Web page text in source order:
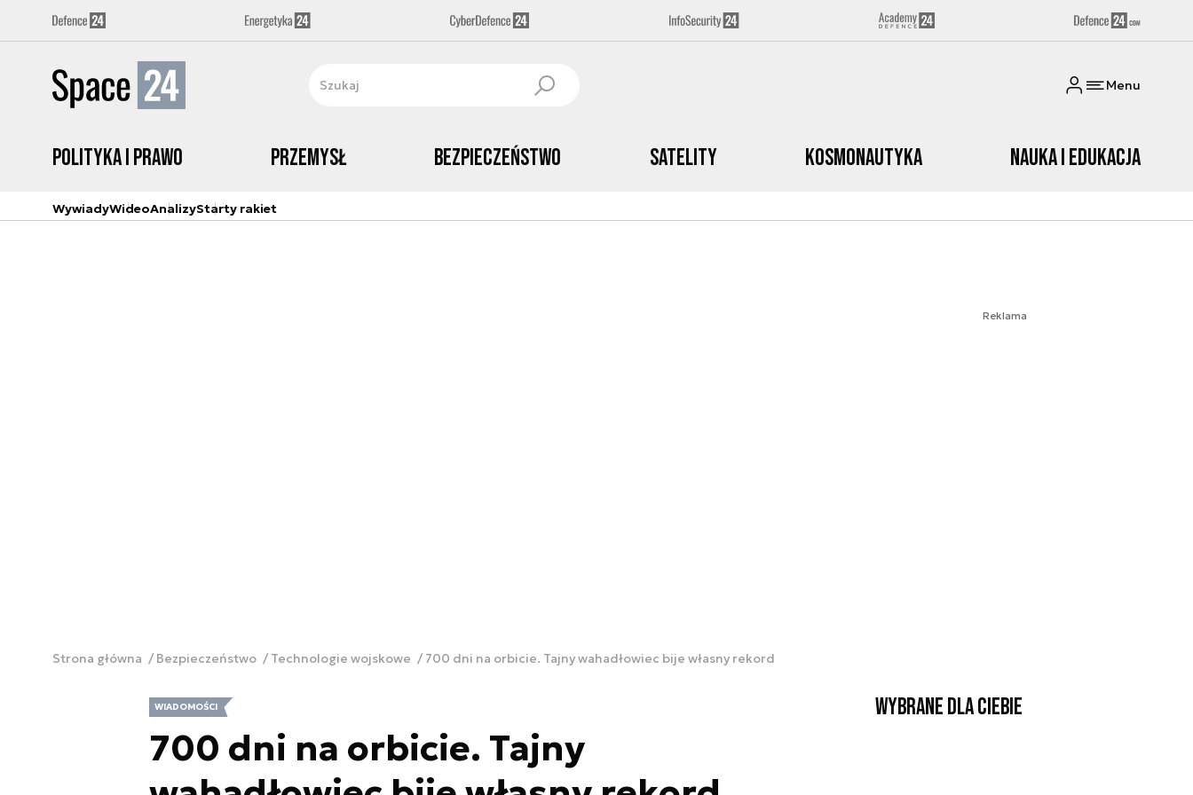
Menu
Polityka i prawo Przemysł Bezpieczeństwo Satelity Kosmonautyka Nauka i edukacja
WywiadyWideoAnalizyStarty rakiet
Reklama
Strona główna Bezpieczeństwo Technologie wojskowe 700 dni na orbicie. Tajny wahadłowiec bije własny rekord
WIADOMOŚCI
700 dni na orbicie. Tajny
Wybrane dla Ciebie